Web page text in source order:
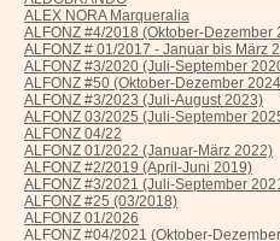
ALEX NORA Marqueralia
ALFONZ #4/2018 (Oktober-Dezember
ALFONZ # 01/2017 - Januar bis März
ALFONZ #3/2020 (Juli-September
ALFONZ #50 (Oktober-Dezember
ALFONZ #3/2023 (Juli-August 2023)
ALFONZ 03/2025 (Juli-September
ALFONZ 04/22
ALFONZ 01/2022 (Januar-März 2022)
ALFONZ #2/2019 (April-Juni 2019)
ALFONZ #3/2021 (Juli-September
ALFONZ #25 (03/2018)
ALFONZ 01/2026
ALFONZ #04/2021 (Oktober-